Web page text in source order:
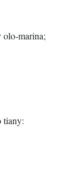
marina;
tiany: